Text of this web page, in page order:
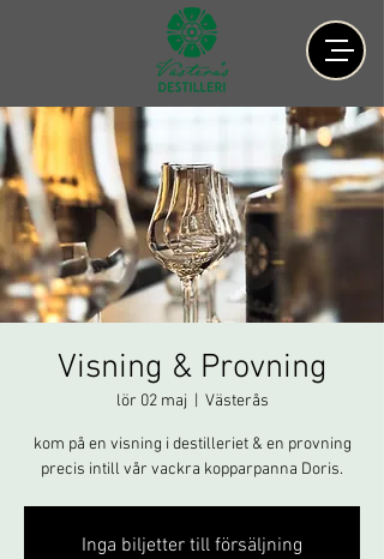
Visning & Provning
lör 02 maj Västerås
kom på en visning i destilleriet & en provning
precis intill vår vackra kopparpanna Doris.
Inga biljetter till försäljning